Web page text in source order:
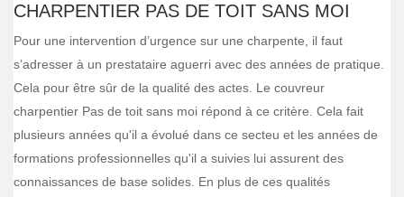
CHARPENTIER PAS DE TOIT SANS MOI
Pour une intervention d’urgence sur une charpente, il faut
s’adresser à un prestataire aguerri avec des années de pratique.
Cela pour être sûr de la qualité des actes. Le couvreur
charpentier Pas de toit sans moi répond à ce critère. Cela fait
plusieurs années qu'il a évolué dans ce secteu et les années de
formations professionnelles qu'il a suivies lui assurent des
connaissances de base solides. En plus de ces qualités